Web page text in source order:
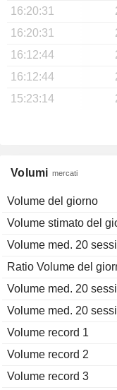
Volumi mercati
Volume del giorno
Volume stimato del
Volume med. 20
Ratio Volume del
Volume med. 20
Volume med. 20
Volume record 1
Volume record 2
Volume record 3
16:20:31
16:20:31
16:12:44
16:12:44
15:23:14